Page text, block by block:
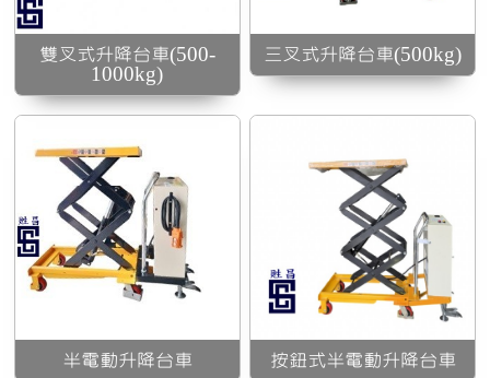
雙叉式升降台車(500-
1000kg)
三叉式升降台車(500kg)
半電動升降台車 按鈕式半電動升降台車
輕易操作，堅固又耐